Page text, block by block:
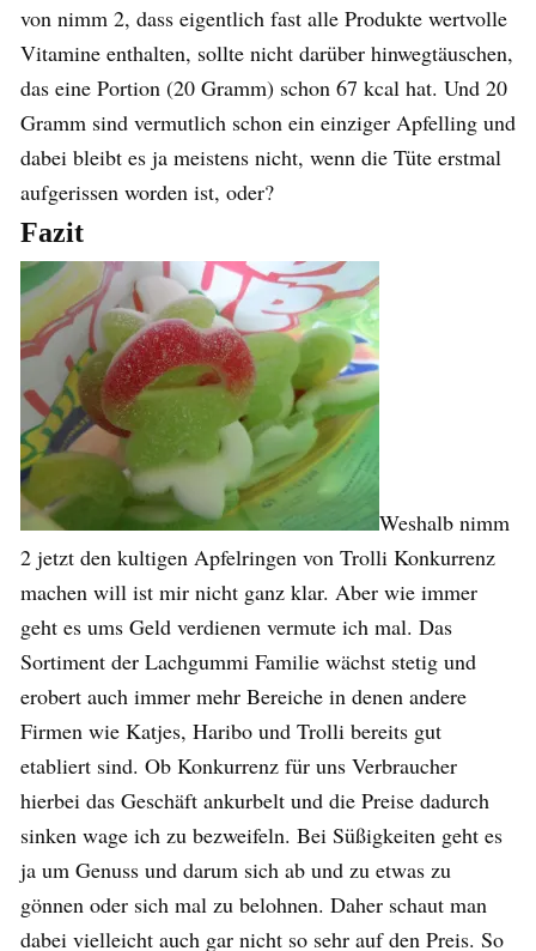
von nimm 2, dass eigentlich fast alle Produkte wertvolle
Vitamine enthalten, sollte nicht darüber hinwegtäuschen,
das eine Portion (20 Gramm) schon 67 kcal hat. Und 20
Gramm sind vermutlich schon ein einziger Apfelling und
dabei bleibt es ja meistens nicht, wenn die Tüte erstmal
aufgerissen worden ist, oder?
Fazit
Weshalb nimm
2 jetzt den kultigen Apfelringen von Trolli Konkurrenz
machen will ist mir nicht ganz klar. Aber wie immer
geht es ums Geld verdienen vermute ich mal. Das
Sortiment der Lachgummi Familie wächst stetig und
erobert auch immer mehr Bereiche in denen andere
Firmen wie Katjes, Haribo und Trolli bereits gut
etabliert sind. Ob Konkurrenz für uns Verbraucher
hierbei das Geschäft ankurbelt und die Preise dadurch
sinken wage ich zu bezweifeln. Bei Süßigkeiten geht es
ja um Genuss und darum sich ab und zu etwas zu
gönnen oder sich mal zu belohnen. Daher schaut man
dabei vielleicht auch gar nicht so sehr auf den Preis. So